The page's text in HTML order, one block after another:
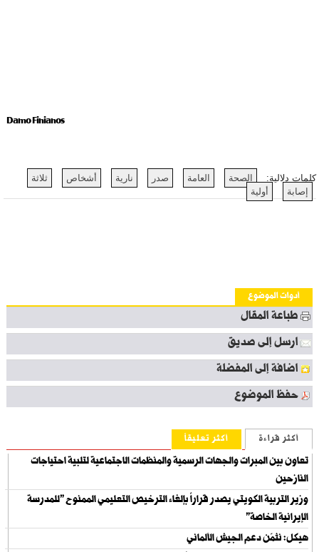
Damo Finianos
كلمات دلالية: الصحة العامة صدر نارية أشخاص
ثلاثة
إصابة
أولية
أدوات الموضوع
طباعة المقال
ارسل إلى صديق
اضافة إلى المفضلة
حفظ الموضوع
أكثر قراءة أكثر تعليقاً
تعاون بين المبرات والجهات الرسمية والمنظمات الاجتماعية لتلبية احتياجات
النازحين
وزير التربية الكويتي يصدر قراراً بإلغاء الترخيص التعليمي الممنوح "للمدرسة
الإيرانية الخاصة"
هيكل: نثمّن دعم الجيش الألماني